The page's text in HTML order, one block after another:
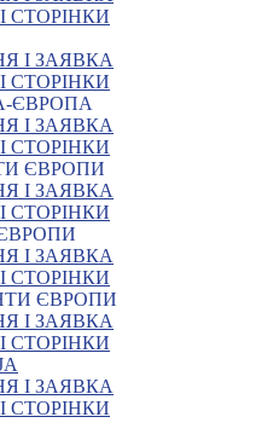
СТОРІНКИ
І ЗАЯВКА
СТОРІНКИ
ЄВРОПА
І ЗАЯВКА
СТОРІНКИ
ЄВРОПИ
І ЗАЯВКА
СТОРІНКИ
І ЗАЯВКА
СТОРІНКИ
ЄВРОПИ
І ЗАЯВКА
СТОРІНКИ
І ЗАЯВКА
СТОРІНКИ